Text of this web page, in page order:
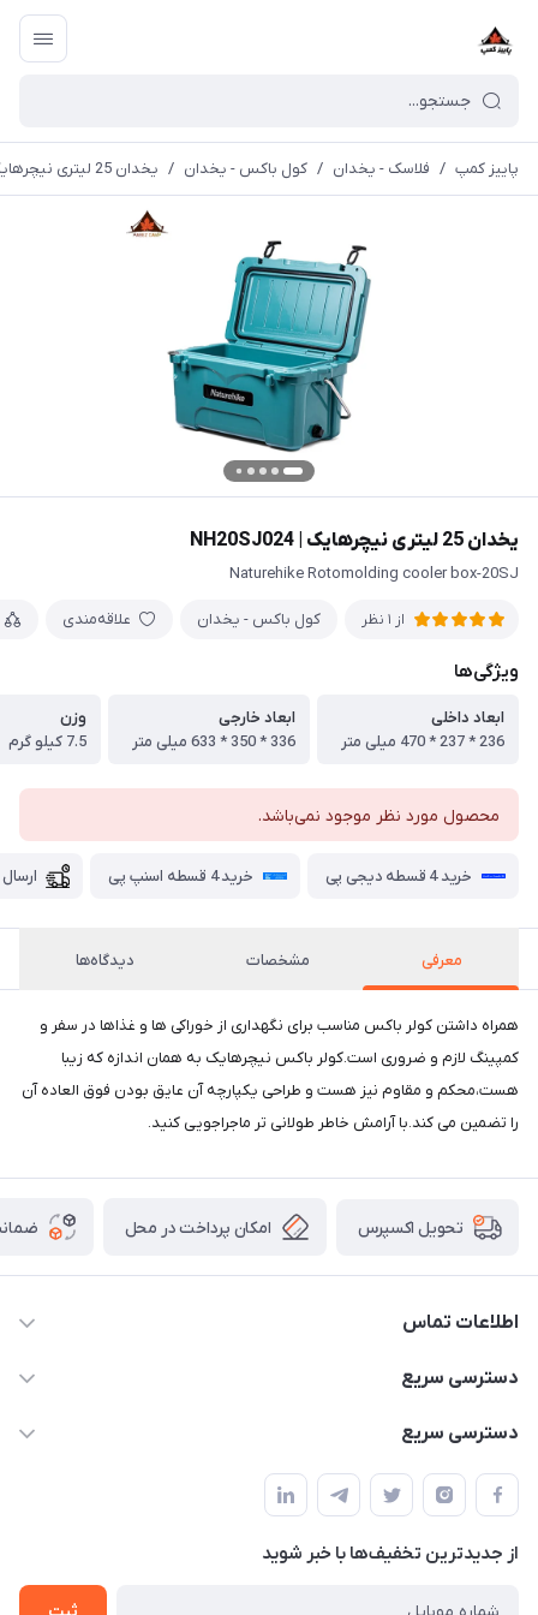
پاییز کمپ / فلاسک - یخدان / کول باکس - یخدان / یخدان 25 لیتری نیچرهایک | NH20SJ024
یخدان 25 لیتری نیچرهایک | NH20SJ024
Naturehike Rotomolding cooler box-20SJ
از 1 نظر کول باکس - یخدان علاقه‌مندی
ویژگی‌ها
ابعاد داخلی
236 * 237 * 470 میلی متر
ابعاد خارجی
336 * 350 * 633 میلی متر
وزن
7.5 کیلو گرم
محصول مورد نظر موجود نمی‌باشد.
خرید 4 قسطه دیجی پی خرید 4 قسطه اسنپ پی
معرفی مشخصات دیدگاه‌ها
همراه داشتن کولر باکس مناسب برای نگهداری از خوراکی ها و غذاها در سفر و
کمپینگ لازم و ضروری است.کولر باکس نیچرهایک به همان اندازه که زیبا
هست،محکم و مقاوم نیز هست و طراحی یکپارچه آن عایق بودن فوق العاده آن
را تضمین می کند.با آرامش خاطر طولانی تر ماجراجویی کنید.
تحویل اکسپرس امکان پرداخت در محل
اطلاعات تماس
02166456492 - 09121933405
حتما با هماهنگی قبلی
دسترسی سریع
خرید کیسه خواب
چادر بادی
ننو
دسترسی سریع
چادر سرخپوستی
صندلی تاشو
سایه بان کمپینگ
از جدید‌ترین تخفیف‌ها با‌ خبر شوید